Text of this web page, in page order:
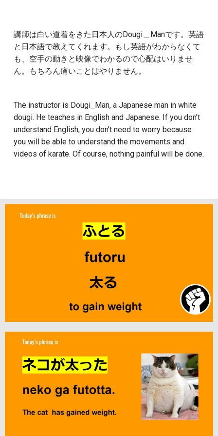
講師は白い道着をきた日本人のDougi＿Manです。英語
と日本語で教えてくれます。
もし英語がわからなくて
も、空手の動きと映像でわかるので心配はいりませ
ん。もちろん痛いことはやりません。
The instructor is Dougi_Man, a Japanese man in white
dougi. He teaches in English and Japanese. If you don’t
understand English, you don’t need to worry because
you will be able to understand the movements and
videos of karate. Of course, nothing painful will be done.